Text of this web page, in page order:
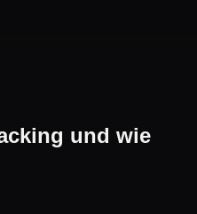
und wie